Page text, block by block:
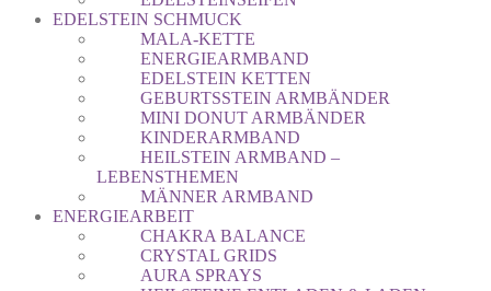
EDELSTEIN SCHMUCK
MALA-KETTE
ENERGIEARMBAND
EDELSTEIN KETTEN
GEBURTSSTEIN ARMBÄNDER
MINI DONUT ARMBÄNDER
KINDERARMBAND
HEILSTEIN ARMBAND –
LEBENSTHEMEN
MÄNNER ARMBAND
ENERGIEARBEIT
CHAKRA BALANCE
CRYSTAL GRIDS
AURA SPRAYS